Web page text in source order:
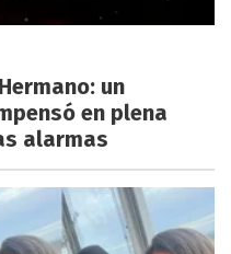
un
en plena
alarmas